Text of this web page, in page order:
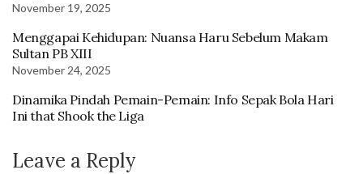
November 19, 2025
Menggapai Kehidupan: Nuansa Haru Sebelum Makam
Sultan PB XIII
November 24, 2025
Dinamika Pindah Pemain-Pemain: Info Sepak Bola Hari
Ini that Shook the Liga
Leave a Reply